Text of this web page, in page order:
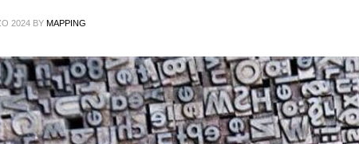
2024 BY MAPPING